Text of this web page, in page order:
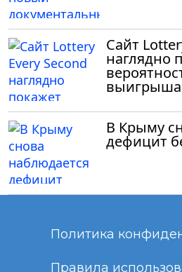
Сайт
наглядно
выигрыша
В Крыму
дефицит
Политика
Правила